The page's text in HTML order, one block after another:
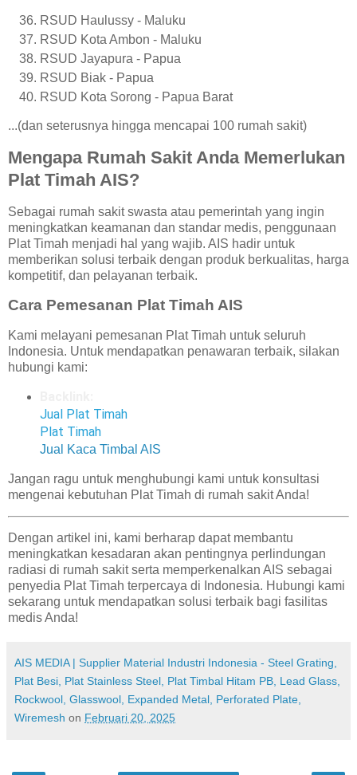
RSUD Haulussy - Maluku
RSUD Kota Ambon - Maluku
RSUD Jayapura - Papua
RSUD Biak - Papua
RSUD Kota Sorong - Papua Barat
...(dan seterusnya hingga mencapai 100 rumah sakit)
Mengapa Rumah Sakit Anda Memerlukan
Plat Timah AIS?
Sebagai rumah sakit swasta atau pemerintah yang ingin
meningkatkan keamanan dan standar medis, penggunaan
Plat Timah menjadi hal yang wajib. AIS hadir untuk
memberikan solusi terbaik dengan produk berkualitas, harga
kompetitif, dan pelayanan terbaik.
Cara Pemesanan Plat Timah AIS
Kami melayani pemesanan Plat Timah untuk seluruh
Indonesia. Untuk mendapatkan penawaran terbaik, silakan
hubungi kami:
Jual Plat Timah
Plat Timah
Jual Kaca Timbal AIS
Jangan ragu untuk menghubungi kami untuk konsultasi
mengenai kebutuhan Plat Timah di rumah sakit Anda!
Dengan artikel ini, kami berharap dapat membantu
meningkatkan kesadaran akan pentingnya perlindungan
radiasi di rumah sakit serta memperkenalkan AIS sebagai
penyedia Plat Timah terpercaya di Indonesia. Hubungi kami
sekarang untuk mendapatkan solusi terbaik bagi fasilitas
medis Anda!
AIS MEDIA | Supplier Material Industri Indonesia - Steel Grating,
Plat Besi, Plat Stainless Steel, Plat Timbal Hitam PB, Lead Glass,
Rockwool, Glasswool, Expanded Metal, Perforated Plate,
Wiremesh on Februari 20, 2025